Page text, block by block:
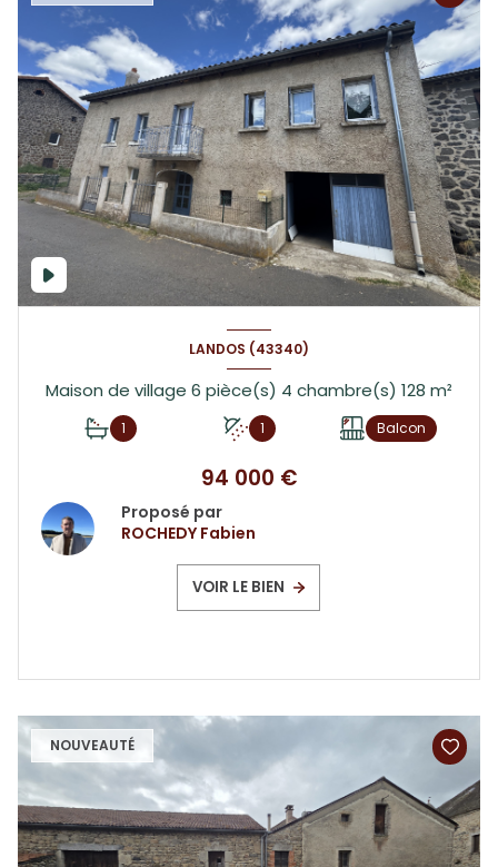
LANDOS (43340)
Maison de village 6 pièce(s) 4 chambre(s) 128 m²
1 1 Balcon
94 000 €
Proposé par
ROCHEDY Fabien
VOIR LE BIEN
NOUVEAUTÉ